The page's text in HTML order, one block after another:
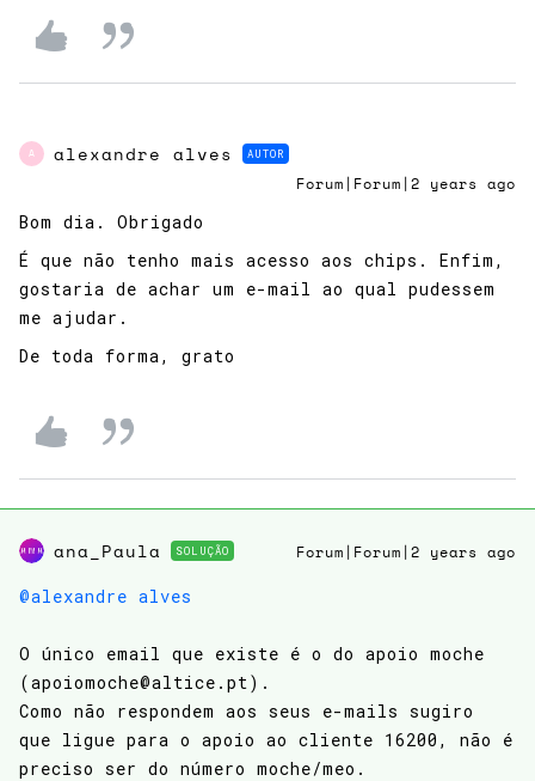
A alexandre alves AUTOR
Forum|Forum|2 years ago
Bom dia. Obrigado
É que não tenho mais acesso aos chips. Enfim,
gostaria de achar um e-mail ao qual pudessem
me ajudar.
De toda forma, grato
ana_Paula SOLUÇÃO Forum|Forum|2 years ago
@alexandre alves
O único email que existe é o do apoio moche
(apoiomoche@altice.pt).
Como não respondem aos seus e-mails sugiro
que ligue para o apoio ao cliente 16200, não é
preciso ser do número moche/meo.